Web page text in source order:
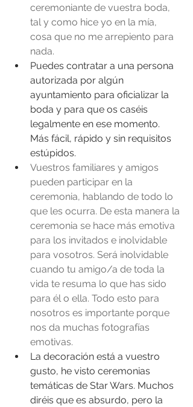
ceremoniante de vuestra boda,
tal y como hice yo en la mía,
cosa que no me arrepiento para
nada.
Puedes contratar a una persona
autorizada por algún
ayuntamiento para oficializar la
boda y para que os caséis
legalmente en ese momento.
Más fácil, rápido y sin requisitos
estúpidos.
Vuestros familiares y amigos
pueden participar en la
ceremonia, hablando de todo lo
que les ocurra. De esta manera la
ceremonia se hace más emotiva
para los invitados e inolvidable
para vosotros. Será inolvidable
cuando tu amigo/a de toda la
vida te resuma lo que has sido
para él o ella. Todo esto para
nosotros es importante porque
nos da muchas fotografías
emotivas.
La decoración está a vuestro
gusto, he visto ceremonias
temáticas de Star Wars. Muchos
diréis que es absurdo, pero la